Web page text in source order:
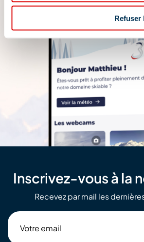
Refuser
Inscrivez-vous à la
Recevez par mail les
email